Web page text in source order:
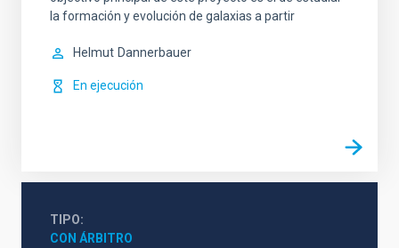
la formación y evolución de galaxias a partir
Helmut Dannerbauer
En ejecución
TIPO
CON ÁRBITRO